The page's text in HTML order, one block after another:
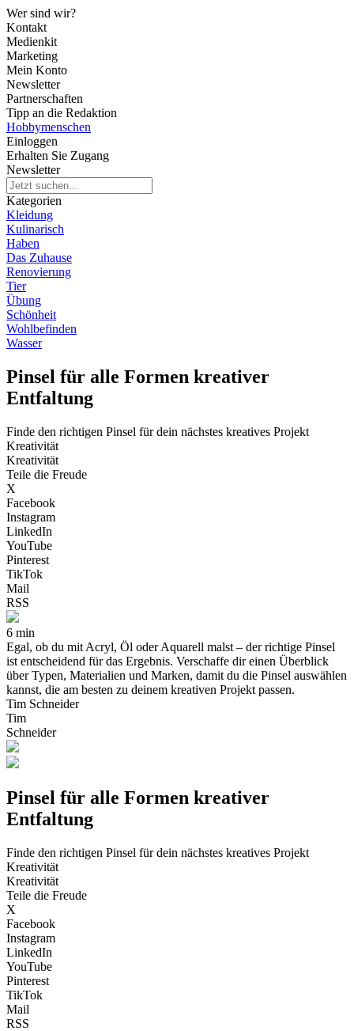
Wer sind wir?
Kontakt
Medienkit
Marketing
Mein Konto
Newsletter
Partnerschaften
Tipp an die Redaktion
Hobbymenschen
Einloggen
Erhalten Sie Zugang
Newsletter
Kategorien
Kleidung
Kulinarisch
Haben
Das Zuhause
Renovierung
Tier
Übung
Schönheit
Wohlbefinden
Wasser
Pinsel für alle Formen kreativer
Entfaltung
Finde den richtigen Pinsel für dein nächstes kreatives Projekt
Kreativität
Kreativität
Teile die Freude
X
Facebook
Instagram
LinkedIn
YouTube
Pinterest
TikTok
Mail
RSS
6 min
Egal, ob du mit Acryl, Öl oder Aquarell malst – der richtige Pinsel
ist entscheidend für das Ergebnis. Verschaffe dir einen Überblick
über Typen, Materialien und Marken, damit du die Pinsel auswählen
kannst, die am besten zu deinem kreativen Projekt passen.
Tim Schneider
Tim
Schneider
Pinsel für alle Formen kreativer
Entfaltung
Finde den richtigen Pinsel für dein nächstes kreatives Projekt
Kreativität
Kreativität
Teile die Freude
X
Facebook
Instagram
LinkedIn
YouTube
Pinterest
TikTok
Mail
RSS